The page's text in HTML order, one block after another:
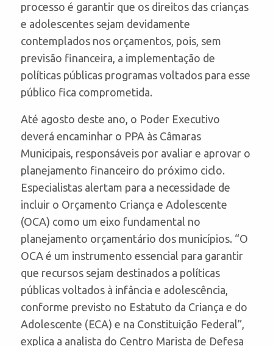
processo é garantir que os direitos das crianças
e adolescentes sejam devidamente
contemplados nos orçamentos, pois, sem
previsão financeira, a implementação de
políticas públicas programas voltados para esse
público fica comprometida.
Até agosto deste ano, o Poder Executivo
deverá encaminhar o PPA às Câmaras
Municipais, responsáveis ​​por avaliar e aprovar o
planejamento financeiro do próximo ciclo.
Especialistas alertam para a necessidade de
incluir o Orçamento Criança e Adolescente
(OCA) como um eixo fundamental no
planejamento orçamentário dos municípios. “O
OCA é um instrumento essencial para garantir
que recursos sejam destinados a políticas
públicas voltados à infância e adolescência,
conforme previsto no Estatuto da Criança e do
Adolescente (ECA) e na Constituição Federal”,
explica a analista do Centro Marista de Defesa